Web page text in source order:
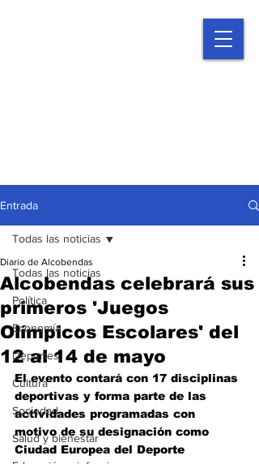
Entrada
Todas las noticias
Política
Economía
Deportes
Cultura
Sociedad
Salud y bienestar
Todas las noticias
Alcobendas celebrará sus
primeros 'Juegos
Olímpicos Escolares' del
12 al 14 de mayo
Diario de Alcobendas
El evento contará con 17 disciplinas
deportivas y forma parte de las
actividades programadas con
motivo de su designación como
Ciudad Europea del Deporte